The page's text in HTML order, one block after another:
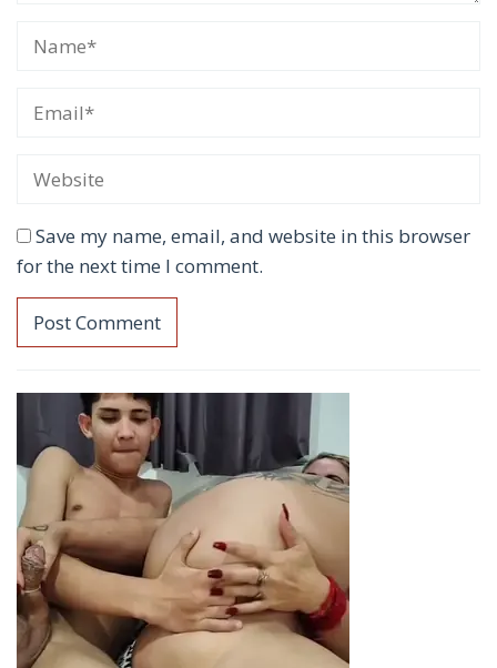
Save my name, email, and website in this browser
for the next time I comment.